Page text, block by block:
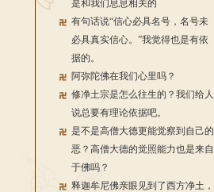
是和我们息息相关的
有句话说“信心必具名号，名号未
必具真实信心。”我觉得也是有依
据的。
阿弥陀佛在我们心里吗？
修净土宗是怎么往生的？我们给人
说总要有理论依据吧。
是不是高僧大德更能觉察到自己的
恶？高僧大德的觉照能力也是来自
于佛吗？
释迦牟尼佛亲眼见到了西方净土，